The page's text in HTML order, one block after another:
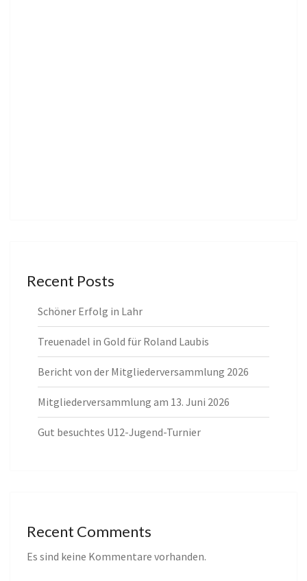
Recent Posts
Schöner Erfolg in Lahr
Treuenadel in Gold für Roland Laubis
Bericht von der Mitgliederversammlung 2026
Mitgliederversammlung am 13. Juni 2026
Gut besuchtes U12-Jugend-Turnier
Recent Comments
Es sind keine Kommentare vorhanden.